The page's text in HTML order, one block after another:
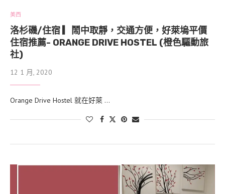
美西
洛杉磯/住宿 ▎鬧中取靜，交通方便，好萊塢平價
住宿推薦- ORANGE DRIVE HOSTEL (橙色驅動旅
社)
12 1 月, 2020
Orange Drive Hostel 就在好萊 …